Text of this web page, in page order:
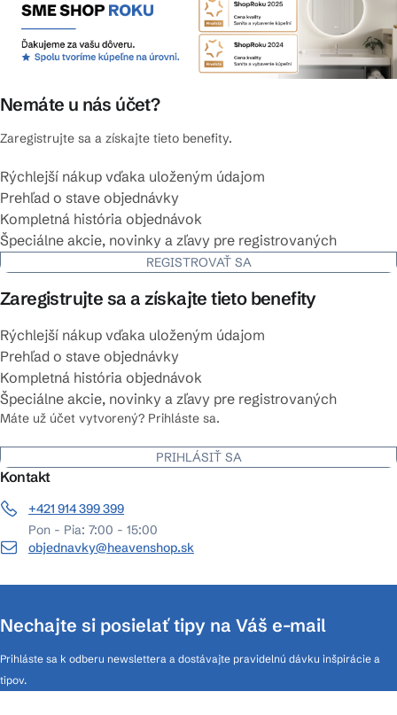
Nemáte u nás účet?
Zaregistrujte sa a získajte tieto benefity.
Rýchlejší nákup vďaka uloženým údajom
Prehľad o stave objednávky
Kompletná história objednávok
Špeciálne akcie, novinky a zľavy pre registrovaných
REGISTROVAŤ SA
Zaregistrujte sa a získajte tieto benefity
Rýchlejší nákup vďaka uloženým údajom
Prehľad o stave objednávky
Kompletná história objednávok
Špeciálne akcie, novinky a zľavy pre registrovaných
Máte už účet vytvorený? Prihláste sa.
PRIHLÁSIŤ SA
Kontakt
+421 914 399 399
Pon - Pia: 7:00 - 15:00
objednavky@heavenshop.sk
Nechajte si posielať tipy na Váš e-mail
Prihláste sa k odberu newslettera a dostávajte pravidelnú dávku inšpirácie a
tipov.